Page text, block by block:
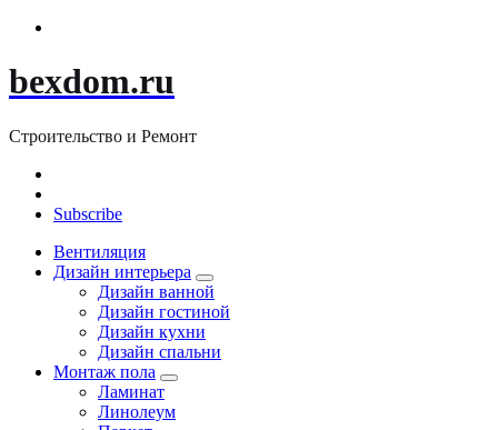
bexdom.ru
Строительство и Ремонт
Subscribe
Вентиляция
Дизайн интерьера
Дизайн ванной
Дизайн гостиной
Дизайн кухни
Дизайн спальни
Монтаж пола
Ламинат
Линолеум